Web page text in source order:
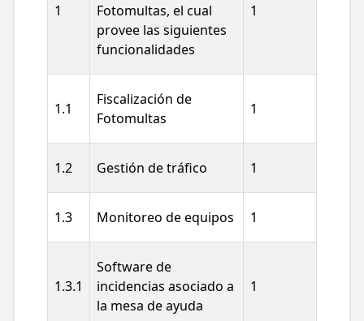
1
Fotomultas, el cual
provee las siguientes
funcionalidades
1
1.1
Fiscalización de
Fotomultas
1
1.2 Gestión de tráfico 1
1.3 Monitoreo de equipos 1
1.3.1
Software de
incidencias asociado a
la mesa de ayuda
1